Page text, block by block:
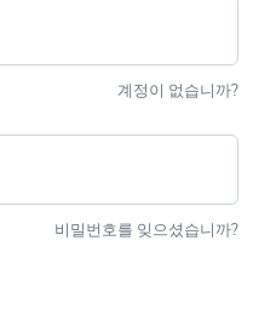
계정이 없습니까?
비밀번호를 잊으셨습니까?